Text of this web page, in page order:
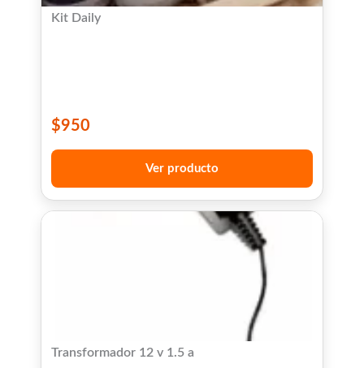
Kit Daily
$950
Ver producto
Transformador 12 v 1.5 a